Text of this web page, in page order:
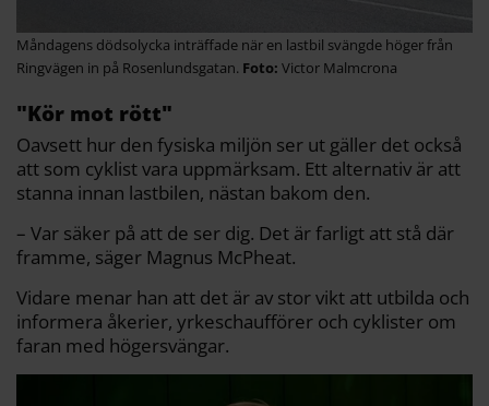
Måndagens dödsolycka inträffade när en lastbil svängde höger från
Ringvägen in på Rosenlundsgatan.
Victor Malmcrona
"Kör mot rött"
Oavsett hur den fysiska miljön ser ut gäller det också
att som cyklist vara uppmärksam. Ett alternativ är att
stanna innan lastbilen, nästan bakom den.
– Var säker på att de ser dig. Det är farligt att stå där
framme, säger Magnus McPheat.
Vidare menar han att det är av stor vikt att utbilda och
informera åkerier, yrkeschaufförer och cyklister om
faran med högersvängar.